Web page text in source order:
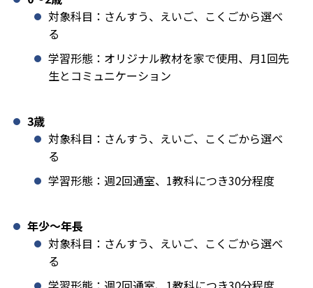
対象科目：さんすう、えいご、こくごから選べ
る
学習形態：オリジナル教材を家で使用、月1回先
生とコミュニケーション
3歳
対象科目：さんすう、えいご、こくごから選べ
る
学習形態：週2回通室、1教科につき30分程度
年少〜年長
対象科目：さんすう、えいご、こくごから選べ
る